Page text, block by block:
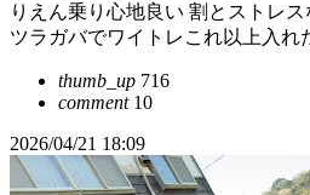
りえん乗り心地良い 割とストレ
ツラガバでワイトレこれ以上入れ
thumb_up 716
comment10
2026/04/21 18:09